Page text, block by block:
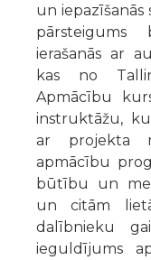
un iepazīšanās
ierašanās ar
kas no
Apmācību
instruktāžu,
ar projekta
apmācību
būtību un
un citām
dalībnieku
ieguldījums